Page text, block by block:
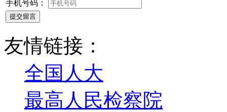
手机号码：
提交留言
友情链接：
全国人大
最高人民检察院